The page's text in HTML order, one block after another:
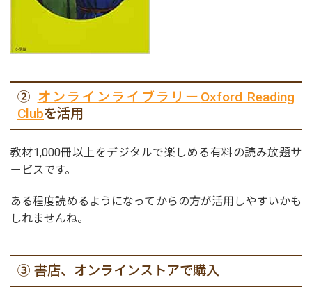
② オンラインライブラリー Oxford Reading
Clubを活用
教材1,000冊以上をデジタルで楽しめる有料の読み放題サ
ービスです。
ある程度読めるようになってからの方が活用しやすいかも
しれませんね。
③ 書店、オンラインストアで購入